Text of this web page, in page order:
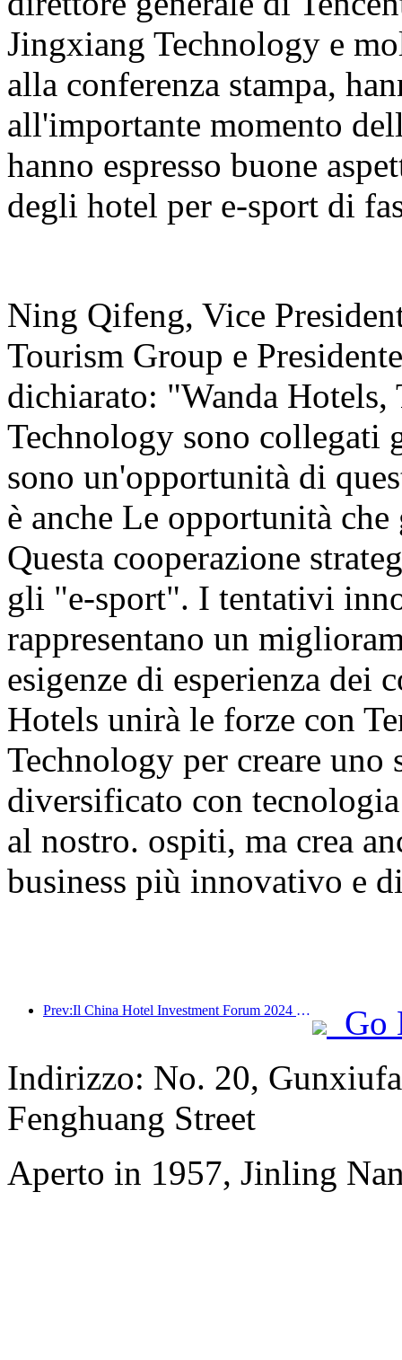
Jingxiang Technology e
alla conferenza stampa,
all'importante momento
hanno espresso buone
degli hotel per e-sport di
Ning Qifeng, Vice
Tourism Group e
dichiarato: "Wanda Hotels,
Technology sono collegati
sono un'opportunità di
è anche Le opportunità
Questa cooperazione
gli "e-sport". I tentativi
rappresentano un
esigenze di esperienza dei
Hotels unirà le forze con
Technology per creare
diversificato con
al nostro. ospiti, ma crea
business più innovativo e
Prev:Il China Hotel Investment Forum 2024 si è tenuto con successo a Pechino
Go
Indirizzo: No. 20,
Fenghuang Street
Aperto in 1957, Jinling